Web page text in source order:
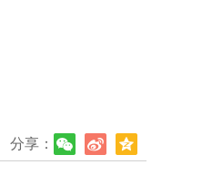
分享：